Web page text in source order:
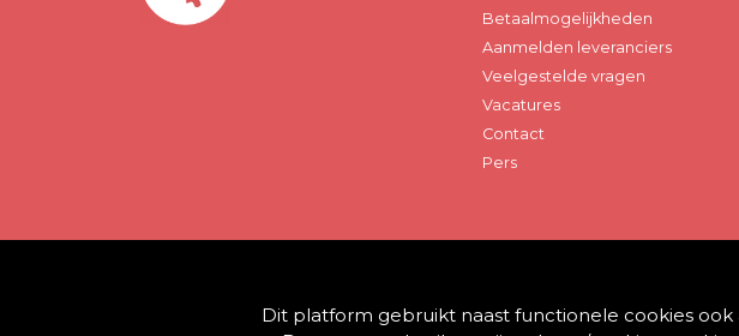
Betaalmogelijkheden
Aanmelden leveranciers
Veelgestelde vragen
Vacatures
Contact
Pers
Dit platform gebruikt naast functionele cookies